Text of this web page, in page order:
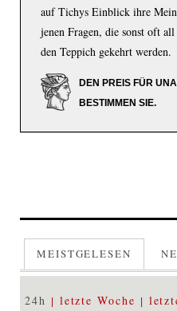
auf Tichys Einblick ihre
jenen Fragen, die sonst oft
den Teppich gekehrt werden.
DEN PREIS FÜR
BESTIMMEN SIE.
MEISTGELESEN
24h letzte Woche